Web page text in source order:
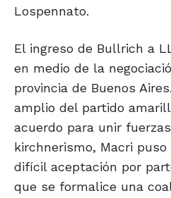
Lospennato.
El ingreso de Bullrich a
en medio de la
provincia de Buenos
amplio del partido
acuerdo para unir
kirchnerismo, Macri
difícil aceptación por
que se formalice una